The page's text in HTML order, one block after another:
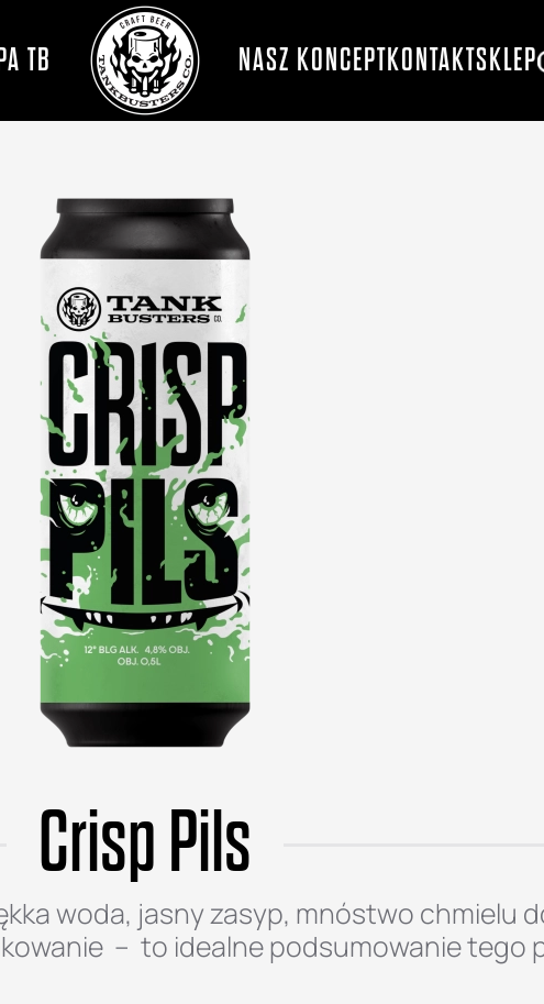
TB NASZ KONCEPTKONTAKTSKLEP
Crisp Pils
woda, jasny zasyp, mnóstwo chmielu
– to idealne podsumowanie tego